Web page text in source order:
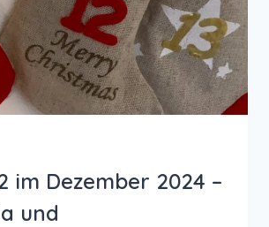
im Dezember 2024 –
und